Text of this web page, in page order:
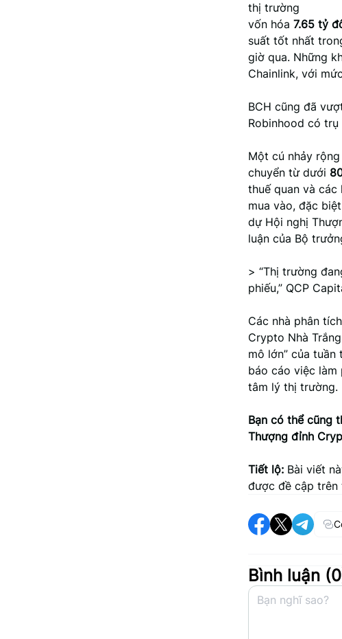
thị trường
vốn hóa 7.65 tỷ
suất tốt nhất
giờ qua. Những
Chainlink, với
BCH cũng đã
Robinhood có
Một cú nhảy
chuyển từ dưới
thuế quan và
mua vào, đặc
dự Hội nghị
luận của Bộ
> “Thị trường
phiếu,” QCP
Các nhà phân
Crypto Nhà
mô lớn” của tuần
báo cáo việc làm
tâm lý thị trường.
Bạn có thể cũng
Thượng đỉnh
Tiết lộ: Bài viết
được đề cập trên
Bình luận (0